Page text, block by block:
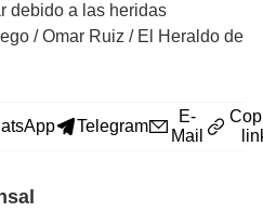
debido a las heridas
/Omar Ruiz / El Heraldo de
Telegram
E-
Mail